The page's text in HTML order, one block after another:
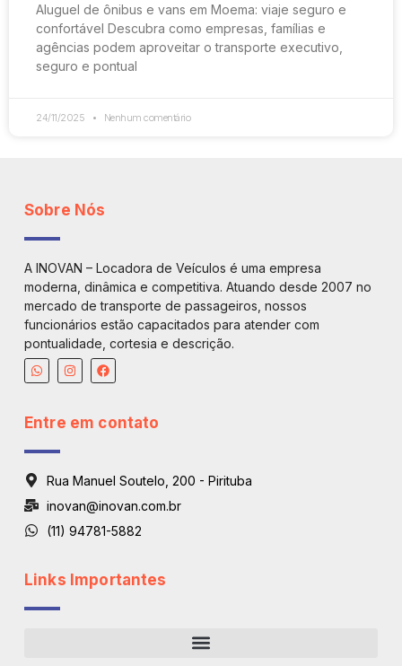
Aluguel de ônibus e vans em Moema: viaje seguro e
confortável Descubra como empresas, famílias e
agências podem aproveitar o transporte executivo,
seguro e pontual
24/11/2025 Nenhum comentário
Sobre Nós
A INOVAN – Locadora de Veículos é uma empresa
moderna, dinâmica e competitiva. Atuando desde 2007 no
mercado de transporte de passageiros, nossos
funcionários estão capacitados para atender com
pontualidade, cortesia e descrição.
Entre em contato
Rua Manuel Soutelo, 200 - Pirituba
inovan@inovan.com.br
(11) 94781-5882
Links Importantes